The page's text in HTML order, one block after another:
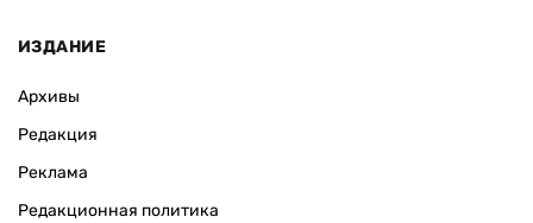
ИЗДАНИЕ
Архивы
Редакция
Реклама
Редакционная политика